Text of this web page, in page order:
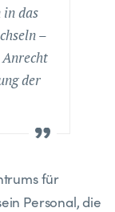
in das
–
der
für
Personal, die